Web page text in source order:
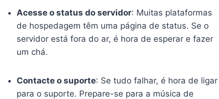
Acesse o status do servidor: Muitas plataformas
de hospedagem têm uma página de status. Se o
servidor está fora do ar, é hora de esperar e fazer
um chá.
Contacte o suporte: Se tudo falhar, é hora de ligar
para o suporte. Prepare-se para a música de